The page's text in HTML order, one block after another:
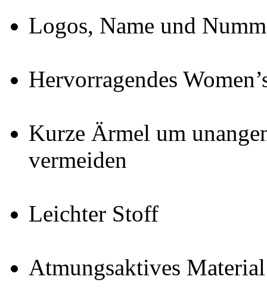
Logos, Name und
Hervorragendes
Kurze Ärmel um
vermeiden
Leichter Stoff
Atmungsaktives Material